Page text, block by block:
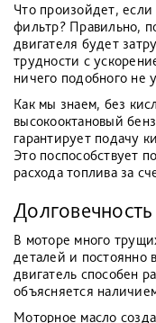
Что произойдет,
фильтр? Правильно,
двигателя будет
трудности с
ничего подобного не
Как мы знаем, без
высокооктановый
гарантирует подачу
Это поспособствует
расхода топлива за
В моторе много
деталей и постоянно
двигатель способен
объясняется
Моторное масло